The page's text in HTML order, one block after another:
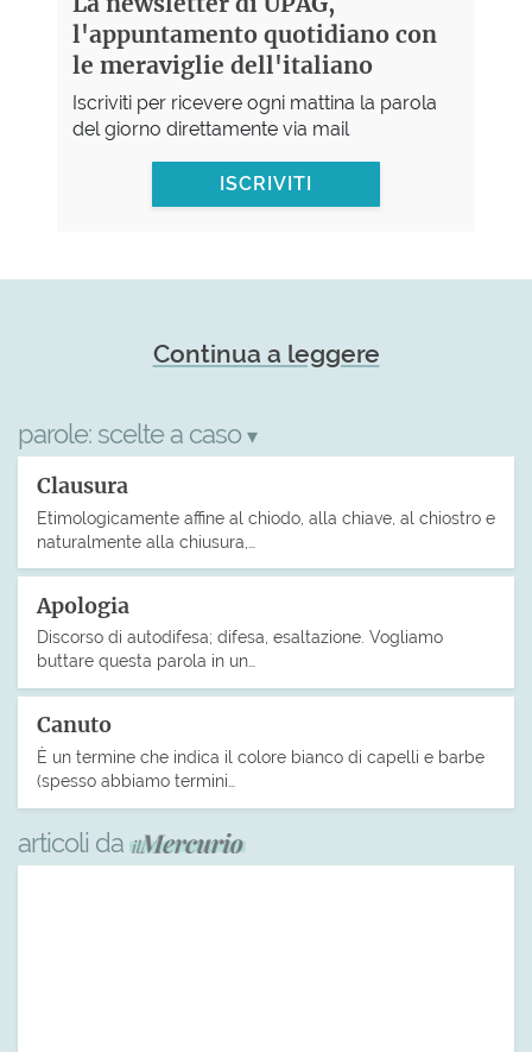
l'appuntamento quotidiano con
le meraviglie dell'italiano
Iscriviti per ricevere ogni mattina la parola
del giorno direttamente via mail
ISCRIVITI
Continua a leggere
parole: scelte a caso ▾
Clausura
Etimologicamente affine al chiodo, alla chiave, al chiostro e
naturalmente alla chiusura,…
Apologia
Discorso di autodifesa; difesa, esaltazione. Vogliamo
buttare questa parola in un…
Canuto
È un termine che indica il colore bianco di capelli e barbe
(spesso abbiamo termini…
articoli da